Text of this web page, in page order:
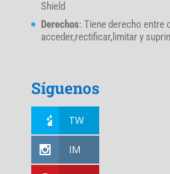
Shield
Derechos: Tiene derecho entre
acceder,rectificar,limitar y
Síguenos
TW
IM